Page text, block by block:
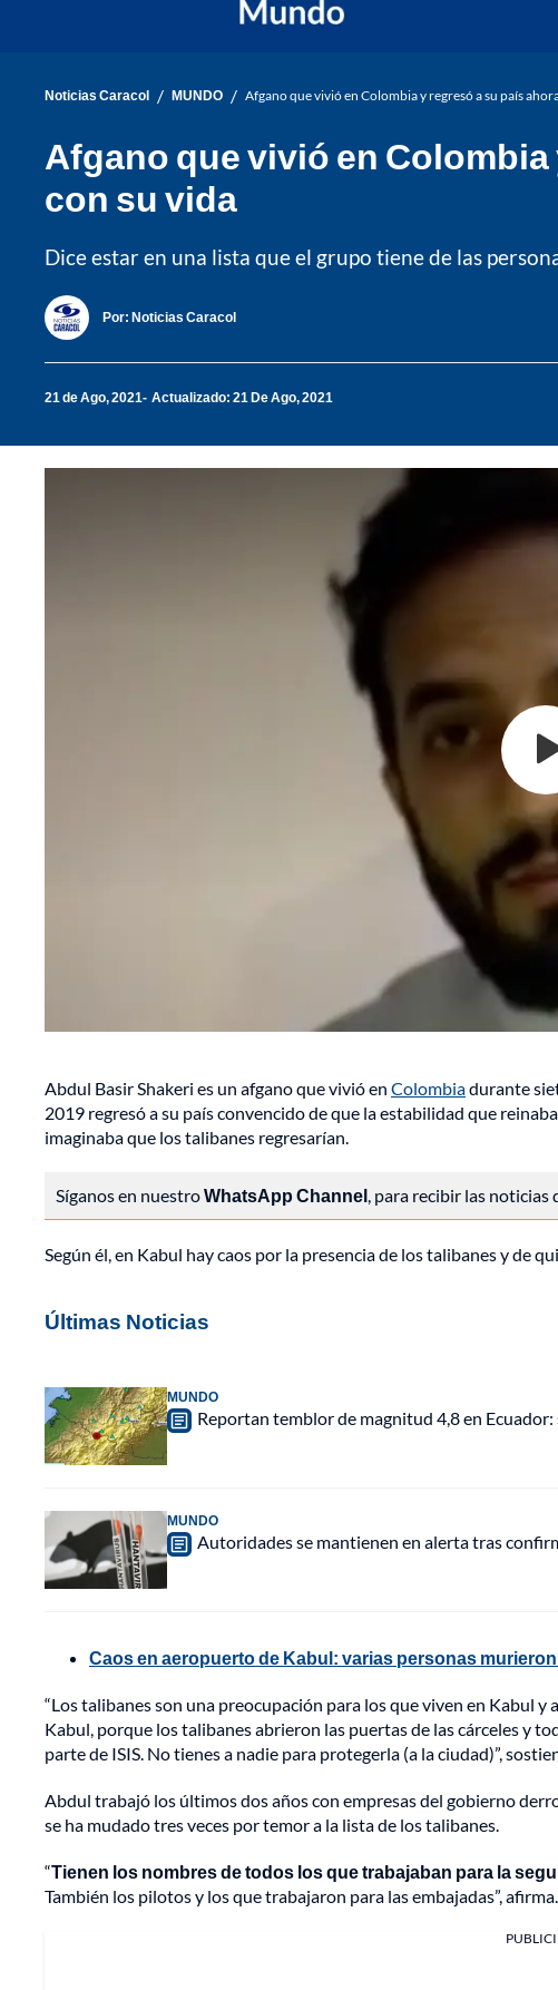
Noticias Caracol / MUNDO / Afgano que vivió en Colombia y regresó a su país
Afgano que vivió en
con su vida
Dice estar en una lista que el grupo tiene de las
Por: Noticias Caracol
21 de Ago, 2021 Actualizado: 21 De Ago, 2021
Abdul Basir Shakeri es un afgano que vivió en Colombiadurante
2019 regresó a su país convencido de que la estabilidad que
imaginaba que los talibanes regresarían.
Síganos en nuestroWhatsApp Channel, para recibir las noticias
Según él, en Kabul hay caos por la presencia de los talibanes y de
Últimas Noticias
MUNDO
Reportan temblor de magnitud 4,8 en
MUNDO
Autoridades se mantienen en alerta tras
Caos en aeropuerto de Kabul: varias personas
“Los talibanes son una preocupación para los que viven en Kabul
Kabul, porque los talibanes abrieron las puertas de las cárceles y
parte de ISIS. No tienes a nadie para protegerla (a la ciudad)”,
Abdul trabajó los últimos dos años con empresas del gobierno
se ha mudado tres veces por temor a la lista de los talibanes.
“Tienen los nombres de todos los que trabajaban para la
También los pilotos y los que trabajaron para las embajadas”, afirma.